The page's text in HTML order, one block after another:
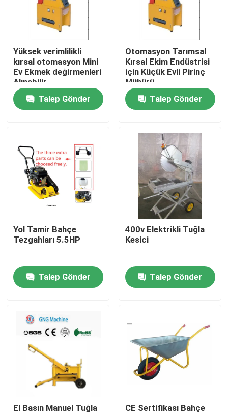
Ürünler
VİDEOLAR
Fabrika turu
Kalite kontrol
Haberler
Tüm servis talepleri
İnşaat yükleme ekipmanları
Yüksek verimlilikli
kırsal otomasyon Mini
Ev Ekmek değirmenleri
Alınabilir
Talep Gönder
Otomasyon Tarımsal
Kırsal Ekim Endüstrisi
için Küçük Evli Pirinç
Mühürü
Talep Gönder
Yol Tamir Bahçe
Tezgahları 5.5HP
Talep Gönder
400v Elektrikli Tuğla
Kesici
Talep Gönder
El Basın Manuel Tuğla
CE Sertifikası Bahçe